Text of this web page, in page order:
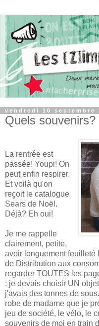
vendredi 10 septembre
Quels souvenirs?
La rentrée est
passée! Youpi! On
peut enfin respirer.
Et voilà qu'on
reçoit le catalogue
Sears de Noël.
Déjà? Eh oui!
Je me rappelle
clairement, petite,
avoir longuement feuilleté
de Distribution aux
regarder TOUTES les
: je devais choisir UN
j'avais des tonnes de
robe de madame que je
jeu de société, le vélo, le
souvenirs de moi en train